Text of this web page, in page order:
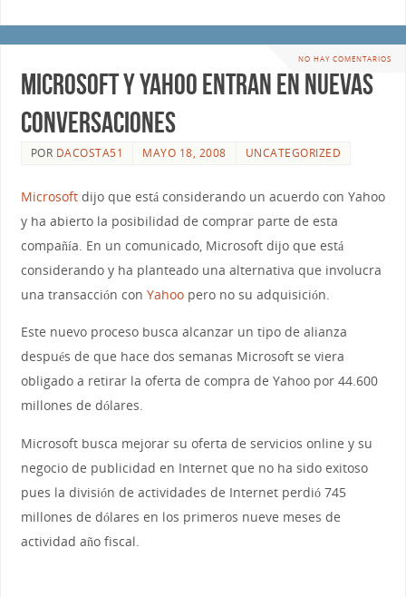
NO HAY COMENTARIOS
Microsoft y Yahoo entran en nuevas
conversaciones
POR DACOSTA51 MAYO 18, 2008 UNCATEGORIZED
Microsoftdijo que está considerando un acuerdo con Yahoo
y ha abierto la posibilidad de comprar parte de esta
compañía. En un comunicado, Microsoft dijo que está
considerando y ha planteado una alternativa que involucra
una transacción con Yahoopero no su adquisición.
Este nuevo proceso busca alcanzar un tipo de alianza
después de que hace dos semanas Microsoft se viera
obligado a retirar la oferta de compra de Yahoo por 44.600
millones de dólares.
Microsoft busca mejorar su oferta de servicios online y su
negocio de publicidad en Internet que no ha sido exitoso
pues la división de actividades de Internet perdió 745
millones de dólares en los primeros nueve meses de
actividad año fiscal.